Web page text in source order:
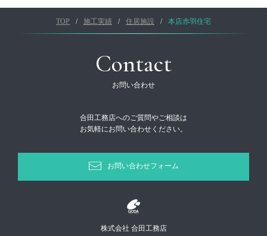
TOP 施工実績 住居施設 本店赤羽住宅
Contact
お問い合わせ
合田工務店へのご質問やご相談は
お気軽にお問い合わせください。
お問い合わせフォーム
株式会社 合田工務店